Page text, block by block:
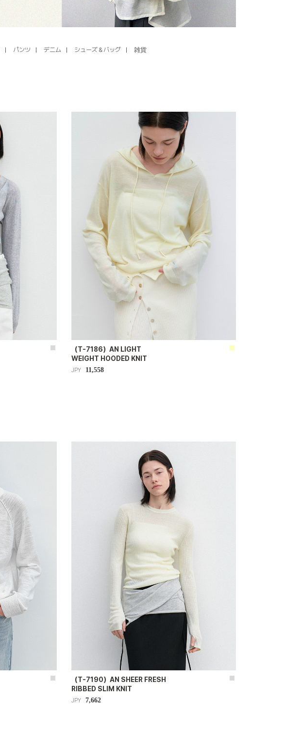
パンツ デニム シューズ＆バッグ 雑貨
（T-7186）AN LIGHT
WEIGHT HOODED KNIT
JPY 11,558
（T-7190）AN SHEER FRESH
RIBBED SLIM KNIT
JPY 7,662